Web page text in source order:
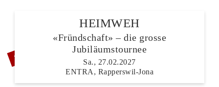
ZUSATZSHOW
HEIMWEH
«Fründschaft» – die grosse
Jubiläumstournee
Sa., 27.02.2027
ENTRA, Rapperswil-Jona